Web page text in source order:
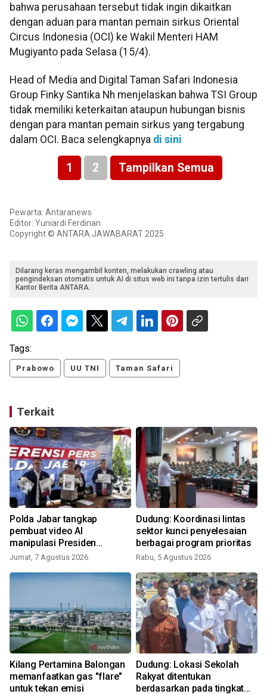
bahwa perusahaan tersebut tidak ingin dikaitkan
dengan aduan para mantan pemain sirkus Oriental
Circus Indonesia (OCI) ke Wakil Menteri HAM
Mugiyanto pada Selasa (15/4).
Head of Media and Digital Taman Safari Indonesia
Group Finky Santika Nh menjelaskan bahwa TSI Group
tidak memiliki keterkaitan ataupun hubungan bisnis
dengan para mantan pemain sirkus yang tergabung
dalam OCI. Baca selengkapnya di sini
1 2 Tampilkan Semua
Pewarta: Antaranews
Editor: Yuniardi Ferdinan
Copyright © ANTARA JAWABARAT 2025
Dilarang keras mengambil konten, melakukan crawling atau
pengindeksan otomatis untuk AI di situs web ini tanpa izin tertulis dari
Kantor Berita ANTARA.
Tags:
Prabowo UU TNI Taman Safari
Terkait
Polda Jabar tangkap
pembuat video AI
manipulasi Presiden
Prabowo
Jumat, 7 Agustus 2026
Dudung: Koordinasi lintas
sektor kunci penyelesaian
berbagai program prioritas
Rabu, 5 Agustus 2026
Kilang Pertamina Balongan
memanfaatkan gas "flare"
untuk tekan emisi
Dudung: Lokasi Sekolah
Rakyat ditentukan
berdasarkan pada tingkat